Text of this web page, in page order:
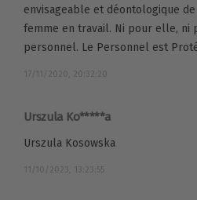
envisageable et déontologique
femme en travail. Ni pour elle, ni
personnel. Le Personnel est
17/11/2020, 20:32:20
Urszula Ko*****a
Urszula Kosowska
11/10/2023, 13:23:55